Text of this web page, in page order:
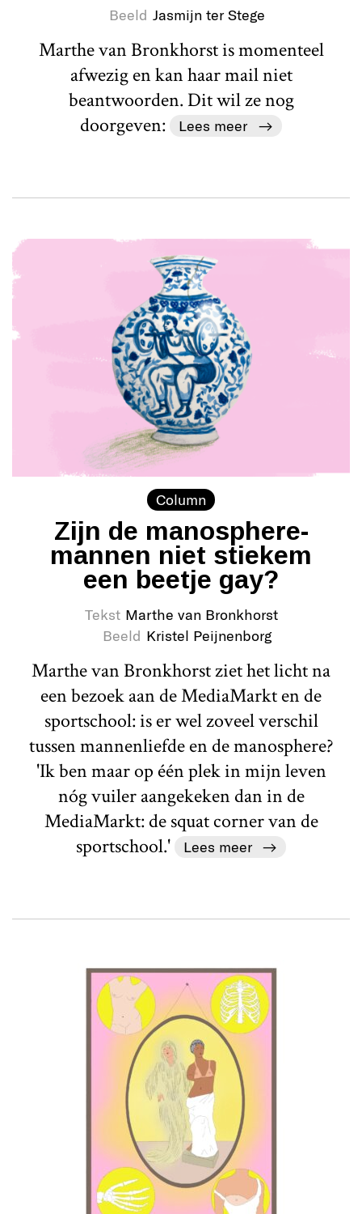
Beeld Jasmijn ter Stege
Marthe van Bronkhorst is momenteel
afwezig en kan haar mail niet
beantwoorden. Dit wil ze nog
doorgeven:
Lees meer
Column
Zijn de manosphere-
mannen niet stiekem
een beetje gay?
Tekst Marthe van Bronkhorst
Beeld Kristel Peijnenborg
Marthe van Bronkhorst ziet het licht na
een bezoek aan de MediaMarkt en de
sportschool: is er wel zoveel verschil
tussen mannenliefde en de manosphere?
'Ik ben maar op één plek in mijn leven
nóg vuiler aangekeken dan in de
MediaMarkt: de squat corner van de
sportschool.'
Lees meer